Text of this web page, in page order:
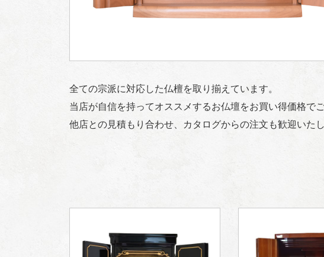
全ての宗派に対応した仏檀を取り揃えています。
当店が自信を持ってオススメするお仏壇をお買い得価格で
他店との見積もり合わせ、カタログからの注文も歓迎いたし